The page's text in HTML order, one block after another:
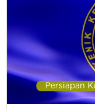
Persiapan